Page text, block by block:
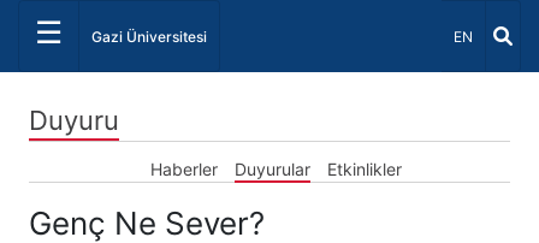
☰ Gazi Üniversitesi Dil Seçiniz
EN
Duyuru
Haberler Duyurular Etkinlikler
Genç Ne Sever?